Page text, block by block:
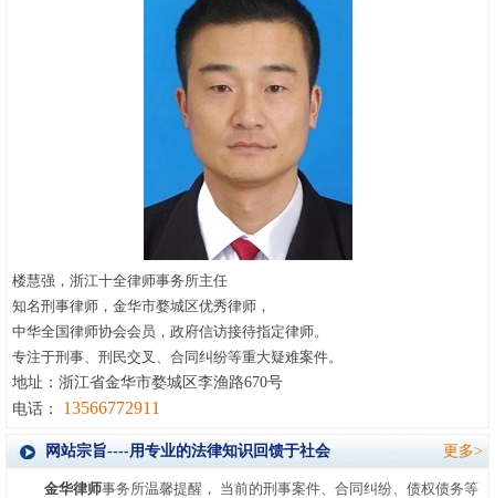
楼慧强，浙江十全律师事务所主任
知名刑事律师，金华市婺城区优秀律师，
中华全国律师协会会员，政府信访接待指定律师。
专注于刑事、刑民交叉、合同纠纷等重大疑难案件。
地址：浙江省金华市婺城区李渔路670号
电话：
13566772911
更多>
网站宗旨----用专业的法律知识回馈于社会
金华律师事务所温馨提醒， 当前的刑事案件、合同纠纷、债权债务等